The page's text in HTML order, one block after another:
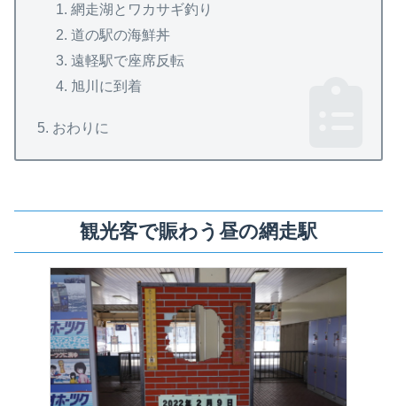
網走湖とワカサギ釣り
道の駅の海鮮丼
遠軽駅で座席反転
旭川に到着
おわりに
観光客で賑わう昼の網走駅